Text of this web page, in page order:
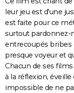
leur jeu est d'une
est faite pour ce
surtout pardonnez-
entrecoupés bribes
presque voyeur et
Chacun de ses
à la réflexion,
impossible de ne